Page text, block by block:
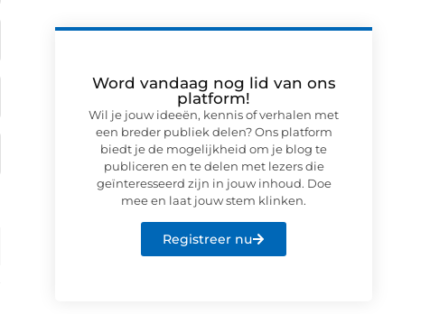
Word vandaag nog lid van ons
platform!
Wil je jouw ideeën, kennis of verhalen met
een breder publiek delen? Ons platform
biedt je de mogelijkheid om je blog te
publiceren en te delen met lezers die
geïnteresseerd zijn in jouw inhoud. Doe
mee en laat jouw stem klinken.
Registreer nu